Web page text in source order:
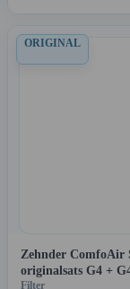
ORIGINAL
Zehnder ComfoAir
originalsats G4 +
Filter